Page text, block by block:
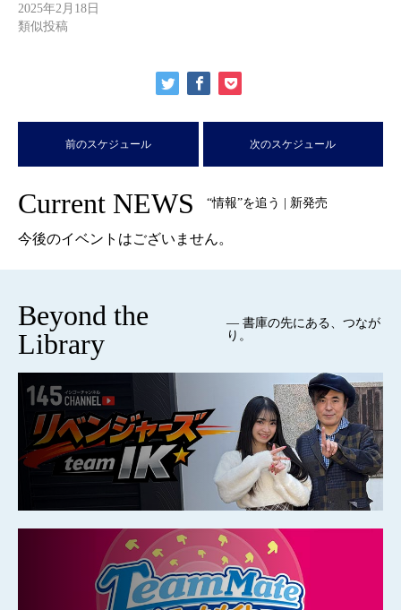
2025年2月18日
類似投稿
前のスケジュール 次のスケジュール
Current NEWS “情報”を追う | 新発売
今後のイベントはございません。
Beyond the
Library
— 書庫の先にある、つなが
り。